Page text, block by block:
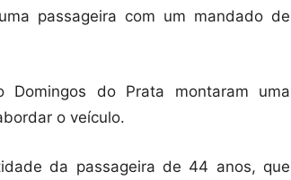
passageira com um mandado de
do Prata montaram uma
o veículo.
da passageira de 44 anos, que